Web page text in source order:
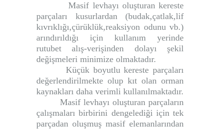
Masif levhayı oluşturan kereste
parçaları kusurlardan (budak,çatlak,lif
kıvrıklığı,çürüklük,reaksiyon odunu vb.)
arındırıldığı için kullanım yerinde
rutubet alış-verişinden dolayı şekil
değişmeleri minimize olmaktadır.
Küçük boyutlu kereste parçaları
değerlendirilmekte olup kıt olan orman
kaynakları daha verimli kullanılmaktadır.
Masif levhayı oluşturan parçaların
çalışmaları birbirini dengelediği için tek
parçadan oluşmuş masif elemanlarından